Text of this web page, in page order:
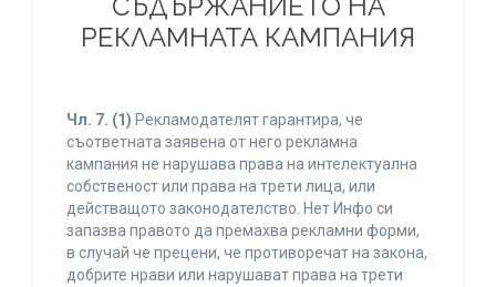
СЪДЪРЖАНИЕТО НА
РЕКЛАМНАТА КАМПАНИЯ
Чл. 7. (1) Рекламодателят гарантира, че
съответната заявена от него рекламна
кампания не нарушава права на интелектуална
собственост или права на трети лица, или
действащото законодателство. Нет Инфо си
запазва правото да премахва рекламни форми,
в случай че прецени, че противоречат на закона,
добрите нрави или нарушават права на трети